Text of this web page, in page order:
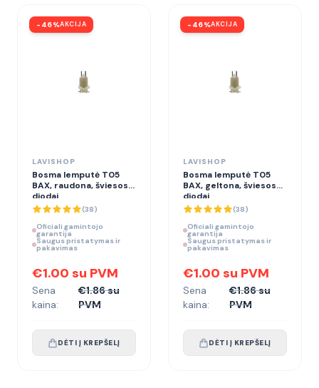
- 46%AKCIJA
LAVISHOP
Bosma lemputė T05
BAX, raudona, šviesos
diodai
(38)
Oficiali gamintojo
garantija
Saugus pristatymas ir
pakavimas
€1.00 su PVM
Sena
kaina:
€1.86 su
PVM
DĖTI Į KREPŠELĮ
- 46%AKCIJA
LAVISHOP
Bosma lemputė T05
BAX, geltona, šviesos
diodai
(38)
Oficiali gamintojo
garantija
Saugus pristatymas ir
pakavimas
€1.00 su PVM
Sena
kaina:
€1.86 su
PVM
DĖTI Į KREPŠELĮ